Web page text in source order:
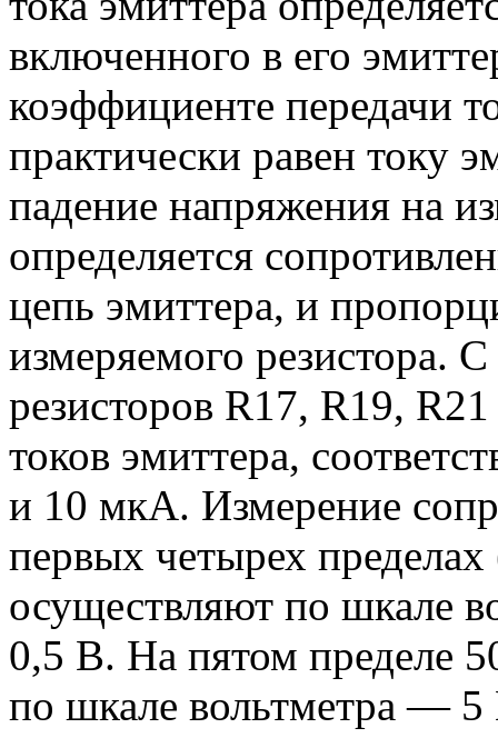
включенного в его
коэффициенте передачи
практически равен току
падение напряжения на
определяется
цепь эмиттера, и
измеряемого резистора.
резисторов R17, R19,
токов эмиттера,
и 10 мкА. Измерение
первых четырех
осуществляют по шкале
0,5 В. На пятом пределе
по шкале вольтметра —